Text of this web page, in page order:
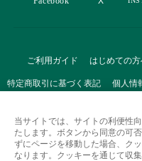
ご利用ガイド はじめての
特定商取引に基づく表記 個人情
当サイトでは、サイトの利便性
たします。ボタンから同意の可
ずにページを移動した場合、ク
なります。クッキーを通じて収